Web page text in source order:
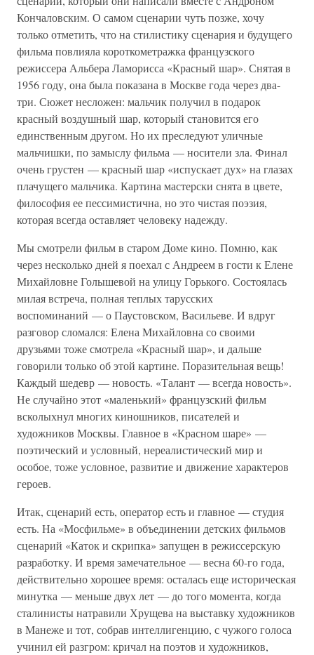
Кончаловским. О самом сценарии чуть позже, хочу
только отметить, что на стилистику сценария и будущего
фильма повлияла короткометражка французского
режиссера Альбера Ламорисса «Красный шар». Снятая в
1956 году, она была показана в Москве года через два-
три. Сюжет несложен: мальчик получил в подарок
красный воздушный шар, который становится его
единственным другом. Но их преследуют уличные
мальчишки, по замыслу фильма — носители зла. Финал
очень грустен — красный шар «испускает дух» на глазах
плачущего мальчика. Картина мастерски снята в цвете,
философия ее пессимистична, но это чистая поэзия,
которая всегда оставляет человеку надежду.
Мы смотрели фильм в старом Доме кино. Помню, как
через несколько дней я поехал с Андреем в гости к Елене
Михайловне Голышевой на улицу Горького. Состоялась
милая встреча, полная теплых тарусских
воспоминаний — о Паустовском, Васильеве. И вдруг
разговор сломался: Елена Михайловна со своими
друзьями тоже смотрела «Красный шар», и дальше
говорили только об этой картине. Поразительная вещь!
Каждый шедевр — новость. «Талант — всегда новость».
Не случайно этот «маленький» французский фильм
всколыхнул многих киношников, писателей и
художников Москвы. Главное в «Красном шаре» —
поэтический и условный, нереалистический мир и
особое, тоже условное, развитие и движение характеров
героев.
Итак, сценарий есть, оператор есть и главное — студия
есть. На «Мосфильме» в объединении детских фильмов
сценарий «Каток и скрипка» запущен в режиссерскую
разработку. И время замечательное — весна 60-го года,
действительно хорошее время: осталась еще историческая
минутка — меньше двух лет — до того момента, когда
сталинисты натравили Хрущева на выставку художников
в Манеже и тот, собрав интеллигенцию, с чужого голоса
учинил ей разгром: кричал на поэтов и художников,